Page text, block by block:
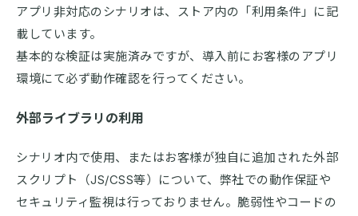
アプリ非対応のシナリオは、ストア内の「利用条件」に記
載しています。
基本的な検証は実施済みですが、導入前にお客様のアプリ
環境にて必ず動作確認を行ってください。
外部ライブラリの利用
シナリオ内で使用、またはお客様が独自に追加された外部
スクリプト（JS/CSS等）について、弊社での動作保証や
セキュリティ監視は行っておりません。脆弱性やコードの